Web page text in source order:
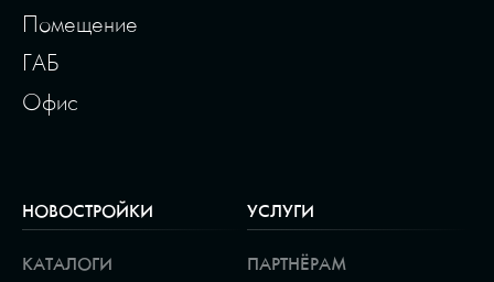
Помещение
ГАБ
Офис
НОВОСТРОЙКИ
КАТАЛОГИ
УСЛУГИ
ПАРТНЁРАМ